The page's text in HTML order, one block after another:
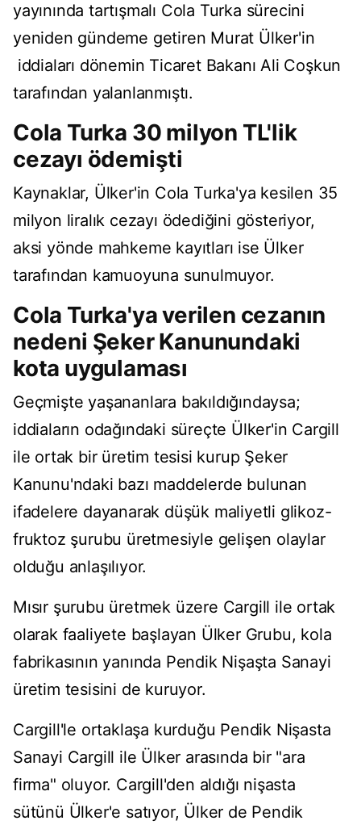
yayınında tartışmalı Cola Turka sürecini
yeniden gündeme getiren Murat Ülker'in
iddiaları dönemin Ticaret Bakanı Ali Coşkun
tarafından yalanlanmıştı.
Cola Turka 30 milyon TL'lik
cezayı ödemişti
Kaynaklar, Ülker'in Cola Turka'ya kesilen 35
milyon liralık cezayı ödediğini gösteriyor,
aksi yönde mahkeme kayıtları ise Ülker
tarafından kamuoyuna sunulmuyor.
Cola Turka'ya verilen cezanın
nedeni Şeker Kanunundaki
kota uygulaması
Geçmişte yaşananlara bakıldığındaysa;
iddiaların odağındaki süreçte Ülker'in Cargill
ile ortak bir üretim tesisi kurup Şeker
Kanunu'ndaki bazı maddelerde bulunan
ifadelere dayanarak düşük maliyetli glikoz-
fruktoz şurubu üretmesiyle gelişen olaylar
olduğu anlaşılıyor.
Mısır şurubu üretmek üzere Cargill ile ortak
olarak faaliyete başlayan Ülker Grubu, kola
fabrikasının yanında Pendik Nişaşta Sanayi
üretim tesisini de kuruyor.
Cargill'le ortaklaşa kurduğu Pendik Nişasta
Sanayi Cargill ile Ülker arasında bir "ara
firma" oluyor. Cargill'den aldığı nişasta
sütünü Ülker'e satıyor, Ülker de Pendik